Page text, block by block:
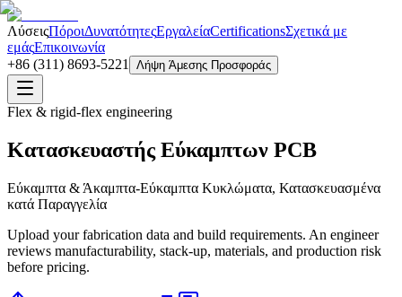
ΛύσειςΠόροιΔυνατότητεςΕργαλείαCertificationsΣχετικά με
εμάςΕπικοινωνία
+86 (311) 8693-5221
Λήψη Άμεσης Προσφοράς
Flex & rigid-flex engineering
Κατασκευαστής Εύκαμπτων PCB
Εύκαμπτα & Άκαμπτα-Εύκαμπτα Κυκλώματα, Κατασκευασμένα
κατά Παραγγελία
Upload your fabrication data and build requirements. An engineer
reviews manufacturability, stack-up, materials, and production risk
before pricing.